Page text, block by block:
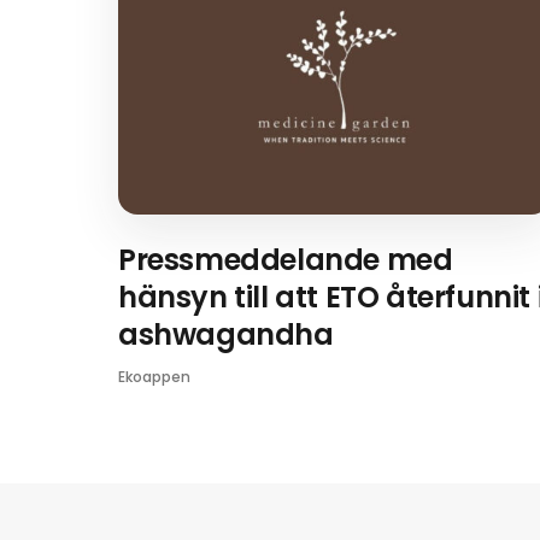
Pressmeddelande med
hänsyn till att ETO återfunnit
ashwagandha
Ekoappen